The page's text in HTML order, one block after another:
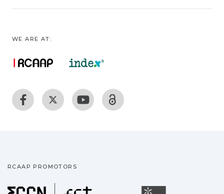
WE ARE AT:
RCAAP PROMOTORS
Fundação para a